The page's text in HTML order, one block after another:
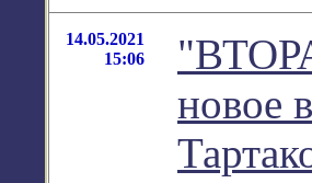
14.05.2021
15:06
новое